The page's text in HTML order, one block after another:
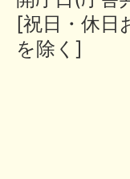
[祝日・休日
を除く]